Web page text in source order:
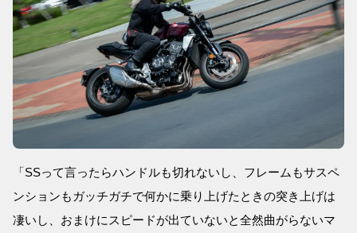
「SSって言ったらハンドルも切れないし、フレームもサスペ
ンションもガッチガチで何かに乗り上げたときの突き上げは
凄いし、おまけにスピードが出ていないと全然曲がらないマ